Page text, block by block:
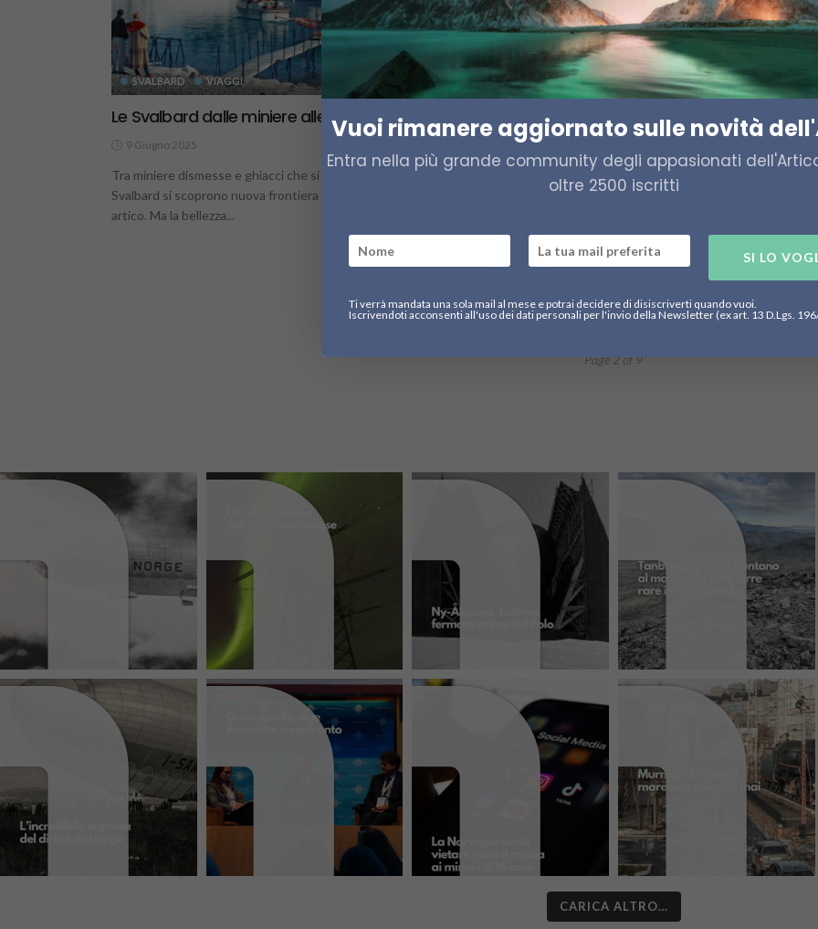
SVALBARD VIAGGI
Le Svalbard dalle miniere alle crociere
9 Giugno 2025
Tra miniere dismesse e ghiacci che si ritirano, le
Svalbard si scoprono nuova frontiera del turismo
artico. Ma la bellezza...
INTERVISTE SVEZIA VIAGGI
Fjällräven Polar 2025, un italiano
protagonista dell’avventura artica
31 Marzo 2025 501
polare promossa da Fjällräven nel cuore della tundra...
Il
Page 2 of 9
CARICA ALTRO…
Vuoi rimanere aggiornato sulle novità
Entra nella più grande community degli appasionati
oltre 2500 iscritti
SI LO
Ti verrà mandata una sola mail al mese e potrai decidere di disiscriverti quando vuoi.
Iscrivendoti acconsenti all'uso dei dati personali per l'invio della Newsletter (ex art. 13 D.Lgs.